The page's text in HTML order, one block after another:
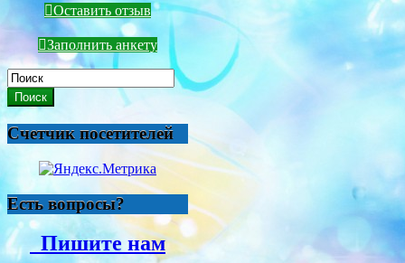
Оставить отзыв
Заполнить анкету
Поиск
Счетчик посетителей
Есть вопросы?
Пишите нам